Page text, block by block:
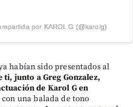
por KAROL G (@karolg)
habían sido presentados al
ti, junto a Greg Gonzalez,
de Karol G en
una balada de tono